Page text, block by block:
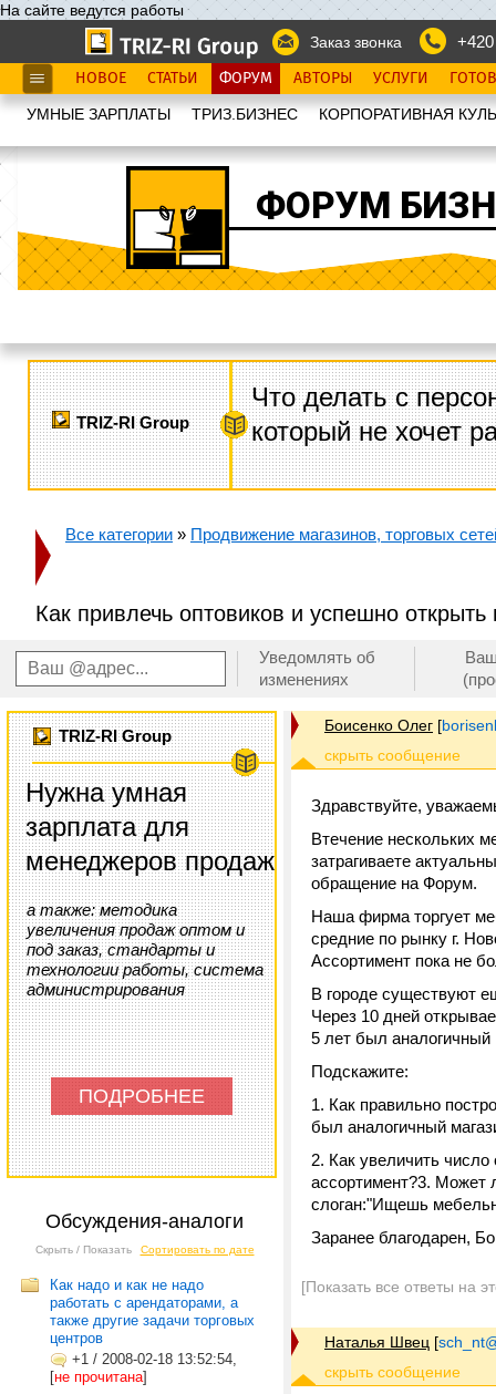
На сайте ведутся работы
Заказ звонка
НОВОЕ СТАТЬИ ФОРУМ АВТОРЫ УСЛУГИ
УМНЫЕ ЗАРПЛАТЫ ТРИЗ.БИЗНЕС КОРПОРАТИВНАЯ
ФОРУМ
TRIZ-RI Group
Что делать с
который не хочет
Все категории » Продвижение магазинов, торговых
Как привлечь оптовиков и успешно
Уведомлять об
изменениях
TRIZ-RI Group
Нужна умная
зарплата для
менеджеров продаж
а также: методика
увеличения продаж оптом и
под заказ, стандарты и
технологии работы, система
администрирования
ПОДРОБНЕЕ
Обсуждения-аналоги
Скрыть / Показать Сортировать по дате
Как надо и как не надо
работать с арендаторами, а
также другие задачи торговых
центров
+1 / 2008-02-18 13:52:54,
[не прочитана]
Боисенко Олег [
Здравствуйте,
Втечение нескольких
затрагиваете
обращение на Форум.
Наша фирма торгует
средние по рынку г.
Ассортимент пока не
В городе существуют
Через 10 дней
5 лет был аналогичный
Подскажите:
1. Как правильно
был аналогичный
2. Как увеличить
ассортимент?3. Может
слоган:"Ищешь
Заранее благодарен,
[Показать все ответы на
Наталья Швец [